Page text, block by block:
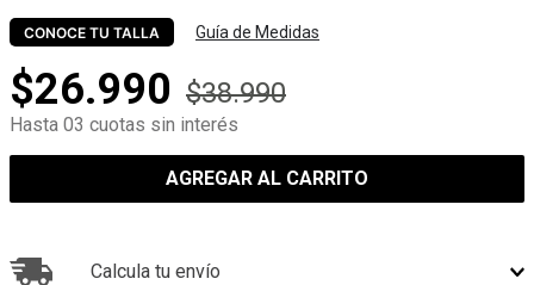
CONOCE TU TALLA Guía de Medidas
$26.990 $38.990
Hasta 03 cuotas sin interés
AGREGAR AL CARRITO
Calcula tu envío